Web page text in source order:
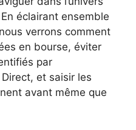
éclairant ensemble
verrons comment
en bourse, éviter
par
et saisir les
avant même que